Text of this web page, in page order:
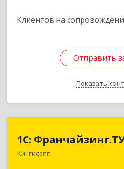
Клиентов на
Отправить
Показать
Отправить
Назад
1С:
Кингисепп
1С: